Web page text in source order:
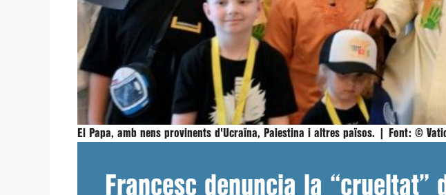
El Papa, amb nens provinents d'Ucraïna, Palestina i altres països. | Font: ©
Francesc denuncia la